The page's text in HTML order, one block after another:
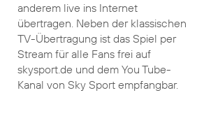
anderem live ins Internet
übertragen. Neben der klassischen
TV-Übertragung ist das Spiel per
Stream für alle Fans frei auf
skysport.de und dem You Tube-
Kanal von Sky Sport empfangbar.